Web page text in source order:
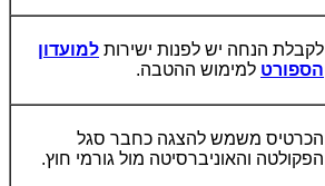
לקבלת הנחה יש לפנות ישירות למועדון
הספורט למימוש ההטבה.
הכרטיס משמש להצגה כחבר סגל
הפקולטה והאוניברסיטה מול גורמי חוץ.